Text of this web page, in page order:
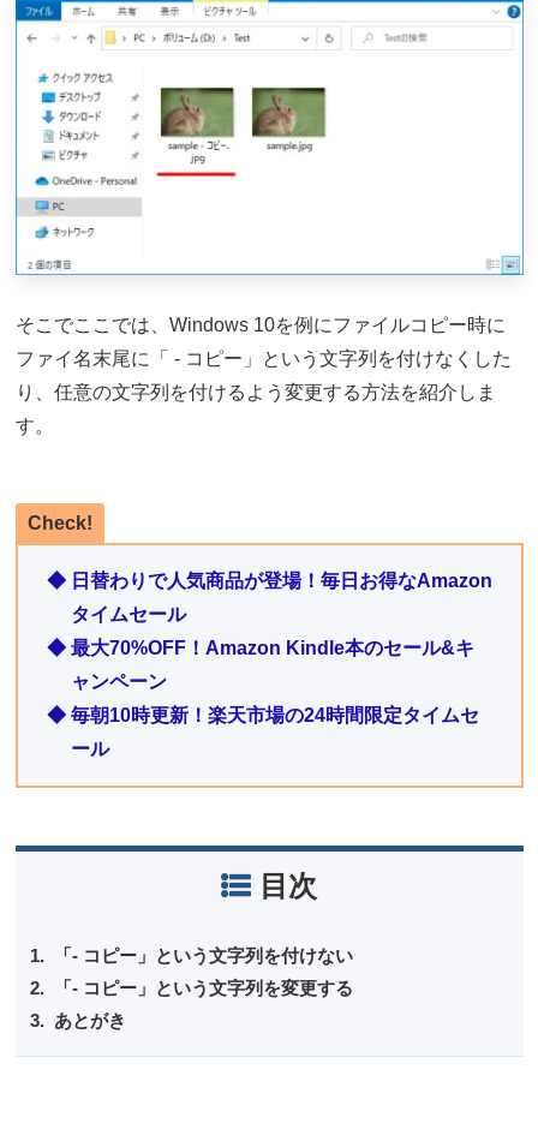
そこでここでは、Windows 10を例にファイルコピー時に
ファイ名末尾に「 - コピー」という文字列を付けなくした
り、任意の文字列を付けるよう変更する方法を紹介しま
す。
Check!
◆ 日替わりで人気商品が登場！毎日お得なAmazon
タイムセール
◆ 最大70%OFF！Amazon Kindle本のセール&キ
ャンペーン
◆ 毎朝10時更新！楽天市場の24時間限定タイムセ
ール
目次
「- コピー」という文字列を付けない
「- コピー」という文字列を変更する
あとがき